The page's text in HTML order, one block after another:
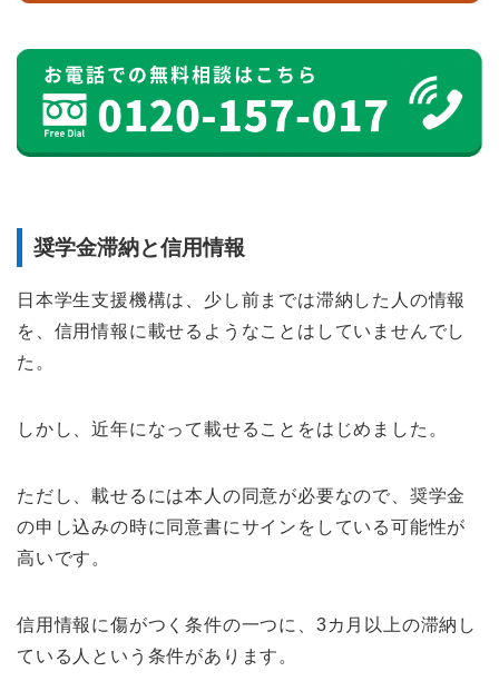
奨学金滞納と信用情報
日本学生支援機構は、少し前までは滞納した人の情報
を、信用情報に載せるようなことはしていませんでし
た。
しかし、近年になって載せることをはじめました。
ただし、載せるには本人の同意が必要なので、奨学金
の申し込みの時に同意書にサインをしている可能性が
高いです。
信用情報に傷がつく条件の一つに、3カ月以上の滞納し
ている人という条件があります。